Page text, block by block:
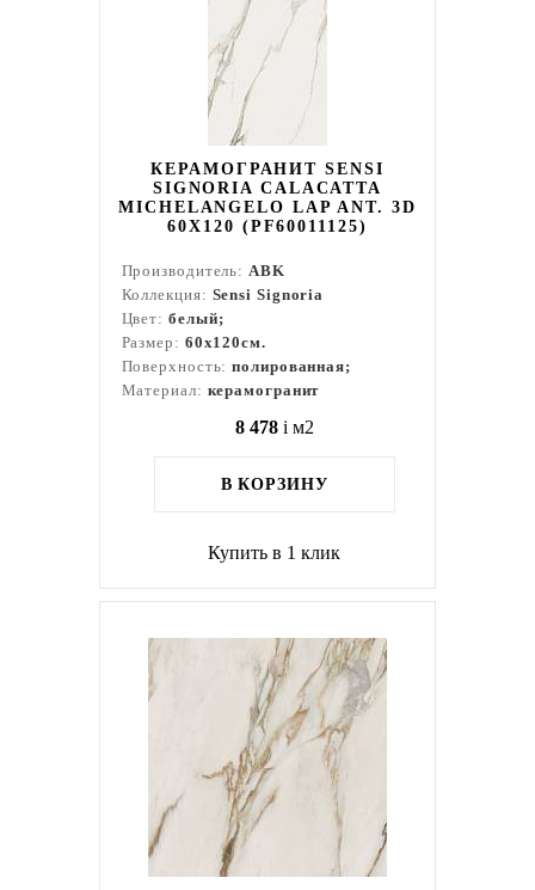
КЕРАМОГРАНИТ SENSI
SIGNORIA CALACATTA
MICHELANGELO LAP ANT. 3D
60X120 (PF60011125)
Производитель:ABK
Коллекция: Sensi Signoria
Цвет: белый;
Размер: 60x120см.
Поверхность:полированная;
Материал: керамогранит
8 478 i м2
В КОРЗИНУ
Купить в 1 клик